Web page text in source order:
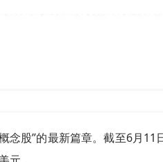
念股”的最新篇章。截至6月11